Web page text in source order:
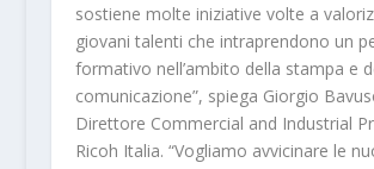
sostiene molte iniziative volte a
giovani talenti che intraprendono un
formativo nell’ambito della stampa e
comunicazione”, spiega Giorgio
Direttore Commercial and Industrial
Ricoh Italia. “Vogliamo avvicinare le